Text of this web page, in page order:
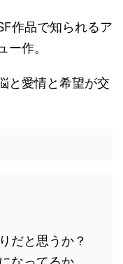
作品で知られるア
ー作。
と愛情と希望が交
だと思うか？